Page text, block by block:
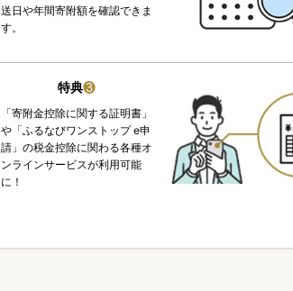
送日や年間寄附額を確認できま
す。
特典❸
「寄附金控除に関する証明書」
や「ふるなびワンストップ e申
請」の税金控除に関わる各種オ
ンラインサービスが利用可能
に！